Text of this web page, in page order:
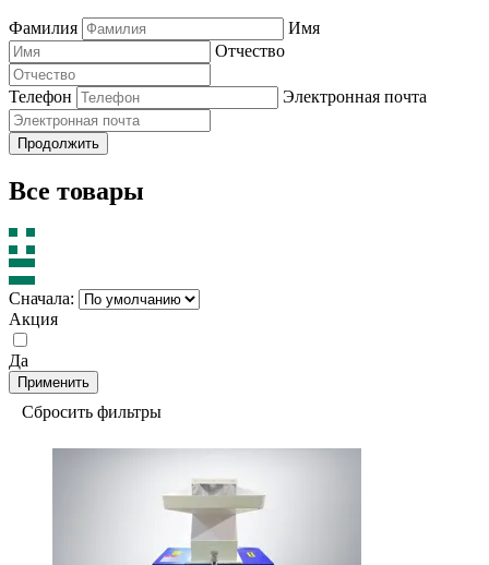
Фамилия
Имя
Отчество
Телефон Электронная почта
Продолжить
Все товары
Сначала:
Акция
Да
Применить
Сбросить фильтры